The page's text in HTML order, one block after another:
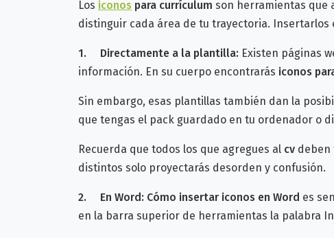
Los iconos para currículum son herramientas que
distinguir cada área de tu trayectoria.
1. Directamente a la plantilla: Existen páginas
información. En su cuerpo encontrarás iconos
Sin embargo, esas plantillas también dan la
que tengas el pack guardado en tu ordenador o
Recuerda que todos los que agregues al cv deben
distintos solo proyectarás desorden y confusión.
2. En Word: Cómo insertar iconos en Word es
en la barra superior de herramientas la palabra